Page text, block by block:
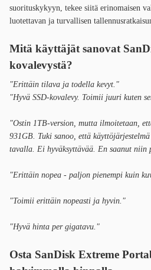
suorituskykyyn, tekee siitä erinomaisen
luotettavan ja turvallisen
Mitä käyttäjät sanovat
kovalevystä?
"Erittäin tilava ja todella kevyt."
"Hyvä SSD-kovalevy. Toimii juuri kuten
"Ostin 1TB-version, mutta ilmoitetaan,
931GB. Tuki sanoo, että
tavalla. Ei hyväksyttävää. En saanut
"Erittäin nopea - paljon pienempi kuin
"Toimii erittäin nopeasti ja hyvin."
"Hyvä hinta per gigatavu."
Osta SanDisk Extreme